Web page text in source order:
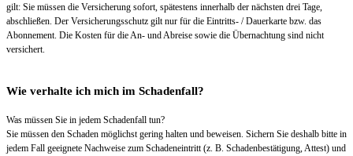
gilt: Sie müssen die Versicherung sofort, spätestens innerhalb der nächsten drei Tage,
abschließen. Der Versicherungsschutz gilt nur für die Eintritts- / Dauerkarte bzw. das
Abonnement. Die Kosten für die An- und Abreise sowie die Übernachtung sind nicht
versichert.
Wie verhalte ich mich im Schadenfall?
Was müssen Sie in jedem Schadenfall tun?
Sie müssen den Schaden möglichst gering halten und beweisen. Sichern Sie deshalb bitte in
jedem Fall geeignete Nachweise zum Schadeneintritt (z. B. Schadenbestätigung, Attest) und